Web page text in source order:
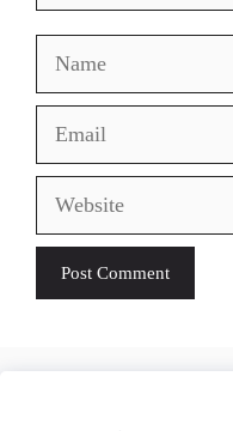
Name
Email
Website